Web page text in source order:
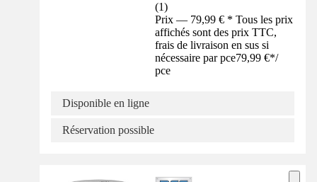
(1)
Prix — 79,99 € * Tous les prix
affichés sont des prix TTC,
frais de livraison en sus si
nécessaire par pce79,99 €*/
pce
Disponible en ligne
Réservation possible